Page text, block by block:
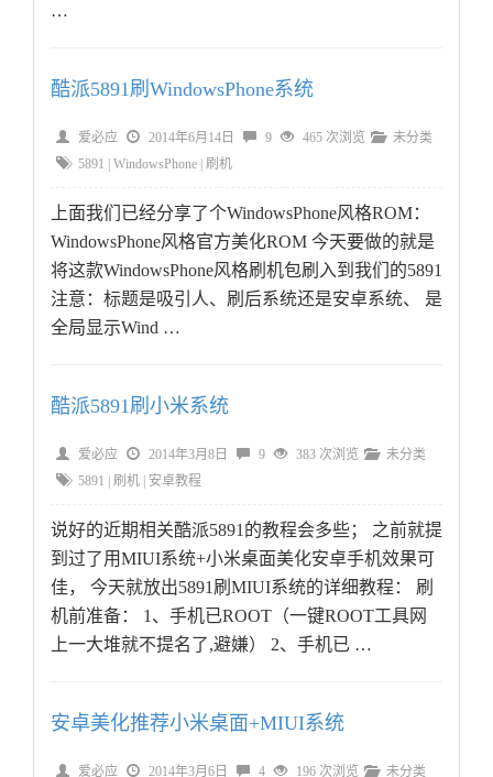
…
酷派5891刷WindowsPhone系统
爱必应 2014年6月14日 9 465 次浏览
未分类
5891
WindowsPhone 刷机
上面我们已经分享了个WindowsPhone风格ROM：
WindowsPhone风格官方美化ROM 今天要做的就是
将这款WindowsPhone风格刷机包刷入到我们的5891
注意：标题是吸引人、刷后系统还是安卓系统、 是
全局显示Wind …
酷派5891刷小米系统
爱必应 2014年3月8日 9 383 次浏览
未分类
5891
刷机 安卓教程
说好的近期相关酷派5891的教程会多些； 之前就提
到过了用MIUI系统+小米桌面美化安卓手机效果可
佳， 今天就放出5891刷MIUI系统的详细教程： 刷
机前准备： 1、手机已ROOT（一键ROOT工具网
上一大堆就不提名了,避嫌） 2、手机已 …
安卓美化推荐小米桌面+MIUI系统
爱必应 2014年3月6日 4 196 次浏览
未分类